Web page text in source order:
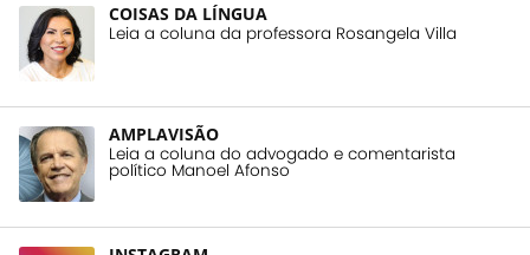
COISAS DA LÍNGUA
Leia a coluna da professora Rosangela Villa
AMPLAVISÃO
Leia a coluna do advogado e comentarista
político Manoel Afonso